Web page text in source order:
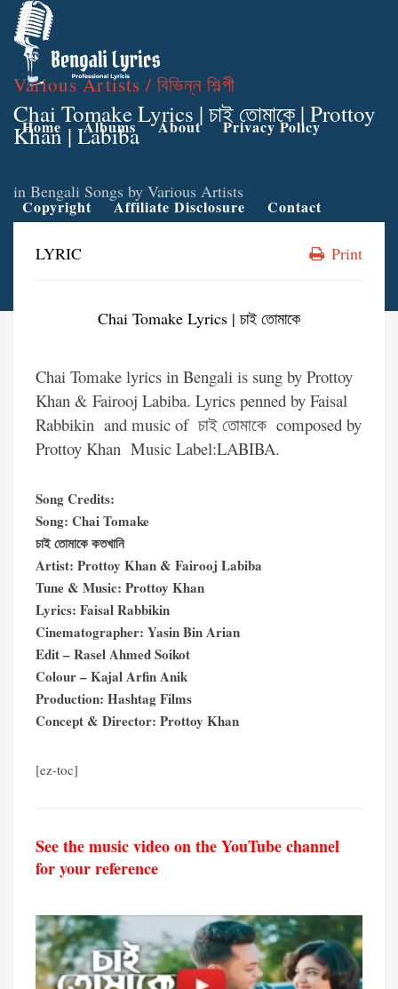
Home Albums About Privacy Policy
Copyright Affiliate Disclosure Contact
Various Artists / বিভিন্ন শিল্পী
Chai Tomake Lyrics | চাই তোমাকে | Prottoy
Khan | Labiba
in Bengali Songs by Various Artists
LYRIC Print
Chai Tomake Lyrics | চাই তোমাকে
Chai Tomake lyrics in Bengali is sung by Prottoy
Khan & Fairooj Labiba. Lyrics penned by Faisal
Rabbikin and music of চাই তোমাকে composed by
Prottoy Khan Music Label:LABIBA.
Song Credits:
Song: Chai Tomake
চাই তোমাকে কতখানি
Artist: Prottoy Khan & Fairooj Labiba
Tune & Music: Prottoy Khan
Lyrics: Faisal Rabbikin
Cinematographer: Yasin Bin Arian
Edit – Rasel Ahmed Soikot
Colour – Kajal Arfin Anik
Production: Hashtag Films
Concept & Director: Prottoy Khan
[ez-toc]
See the music video on the YouTube channel
for your reference